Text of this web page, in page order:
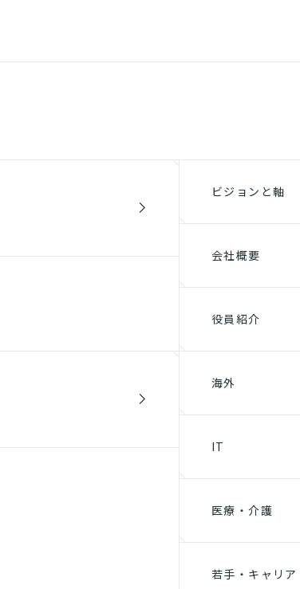
ビジョンと軸
会社概要
役員紹介
海外
IT
医療・介護
若手・キャリア